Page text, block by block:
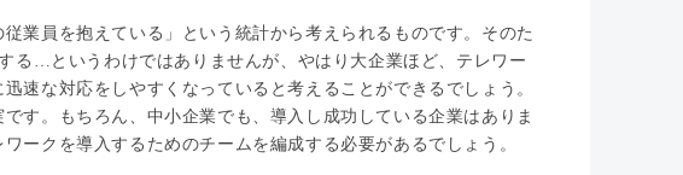
業員を抱えている」という統計から考えられるものです。そのた
る…というわけではありませんが、やはり大企業ほど、テレワー
速な対応をしやすくなっていると考えることができるでしょう。
す。もちろん、中小企業でも、導入し成功している企業はありま
ークを導入するためのチームを編成する必要があるでしょう。